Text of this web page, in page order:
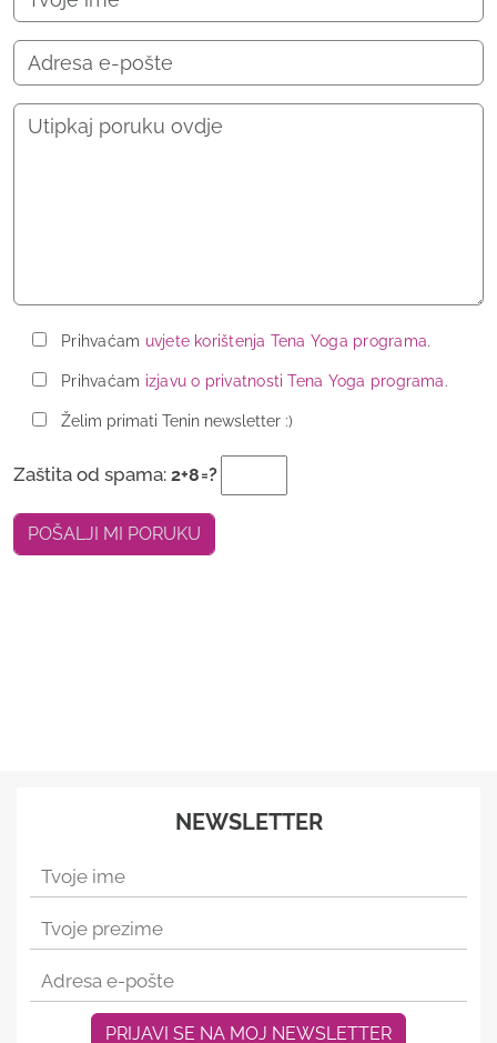
Prihvaćam uvjete korištenja Tena Yoga programa.
Prihvaćam izjavu o privatnosti Tena Yoga programa.
Želim primati Tenin newsletter :)
Zaštita od spama: 2+8=?
POŠALJI MI PORUKU
NEWSLETTER
PRIJAVI SE NA MOJ NEWSLETTER